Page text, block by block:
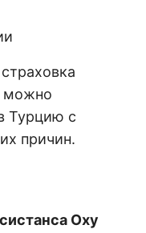
можно
Турцию с
причин.
Oxy